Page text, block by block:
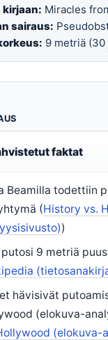
Miracles
sairaus:
9 metriä (30
faktat
Beamilla todettiin
(History vs.
)
putosi 9 metriä
hävisivät
(elokuva-
(elokuva-